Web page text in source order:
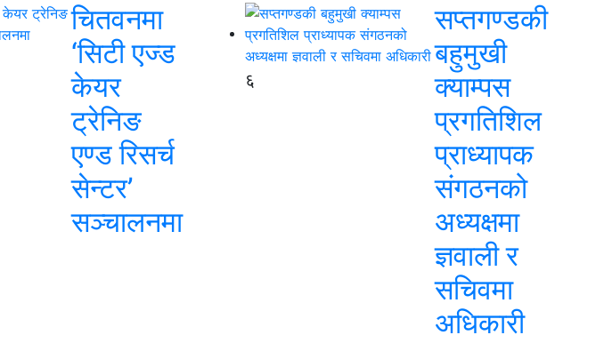
चितवनमा
‘सिटी एज्ड
केयर
ट्रेनिङ
एण्ड रिसर्च
सेन्टर’
सञ्चालनमा
६
सप्तगण्डकी
बहुमुखी
क्याम्पस
प्रगतिशिल
प्राध्यापक
संगठनको
अध्यक्षमा
ज्ञवाली र
सचिवमा
अधिकारी